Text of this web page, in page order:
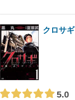
クロサギ
5.0